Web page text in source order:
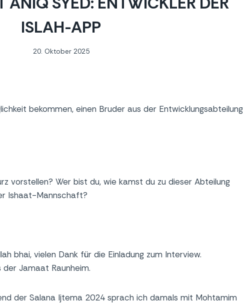
ISLAH-APP
20. Oktober 2025
bekommen, einen Bruder aus der Entwicklungsabteilung
vorstellen? Wer bist du, wie kamst du zu dieser Abteilung
Ishaat-Mannschaft?
bhai, vielen Dank für die Einladung zum Interview.
Jamaat Raunheim.
der Salana Ijtema 2024 sprach ich damals mit Mohtamim